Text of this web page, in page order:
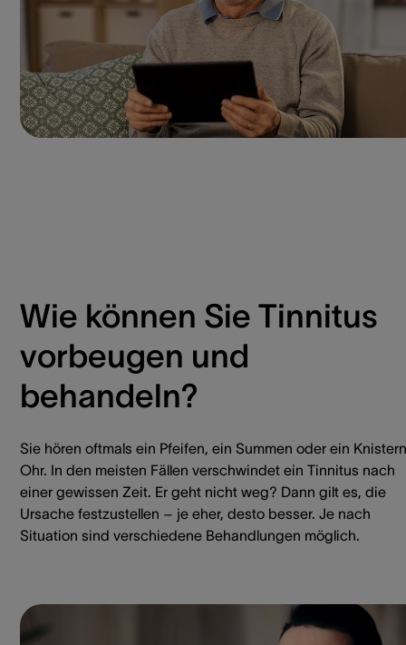
Wie können Sie Tinnitus
vorbeugen und
behandeln?
Sie hören oftmals ein Pfeifen, ein Summen oder ein
Ohr. In den meisten Fällen verschwindet ein Tinnitus nach
einer gewissen Zeit. Er geht nicht weg? Dann gilt es, die
Ursache festzustellen – je eher, desto besser. Je nach
Situation sind verschiedene Behandlungen möglich.